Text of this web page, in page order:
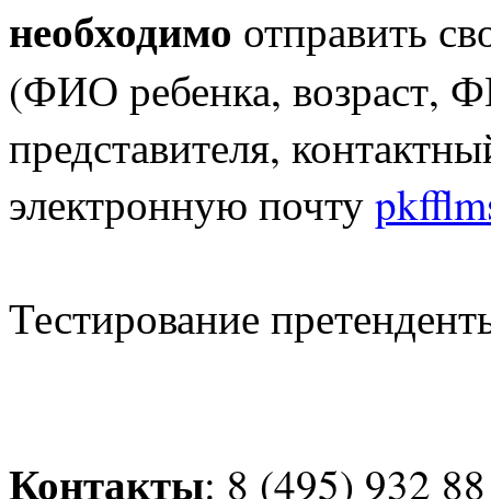
необходимо отправить
(ФИО ребенка, возраст,
представителя,
электронную почту
Тестирование
Контакты: 8 (495) 932